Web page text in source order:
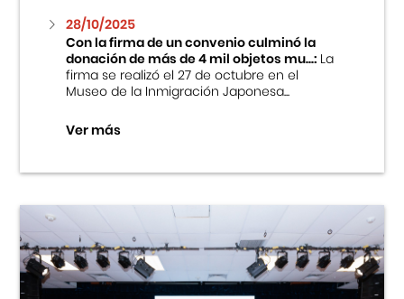
28/10/2025
Con la firma de un convenio culminó la
donación de más de 4 mil objetos mu...:La
firma se realizó el 27 de octubre en el
Museo de la Inmigración Japonesa...
Ver más